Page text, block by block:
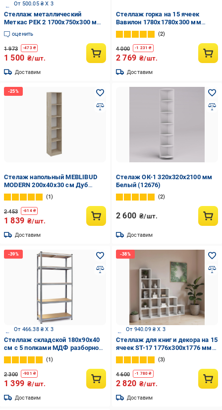
От 500.05 ₴ X 3
Стеллаж металлический
Меткас РЕК 2 1700x750x300 мм
35 кг/полку (РЕК 2)
оценить
1 973 -473₴
1 500 ₴/шт.
Доставим
Стеллаж горка на 15 ячеек
Вавилон 1780х1780х300 мм
Бетон
2
4 000 -1 231 ₴
2 769 ₴/шт.
Доставим
Стелаж напольный MEBLIBUD
MODERN 200х40х30 см Дуб
сонома
1
2 453 -614₴
1 839 ₴/шт.
Доставим
Стелаж ОК-1 320х320х2100 мм
Белый (12676)
2
2 600 ₴/шт.
Доставим
От 466.38 ₴ X 3
Стеллаж cкладской 180х90х40
см с 5 полками МДФ разборной
металлический Siker
1
2 300 -901 ₴
1 399 ₴/шт.
Доставим
От 940.09 ₴ X 3
Стеллаж для книг и декора на 15
ячеек ST-17 1776х300х1776 мм
Белый
3
4 600 -1 780 ₴
2 820 ₴/шт.
Доставим